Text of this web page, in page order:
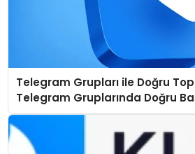
Telegram Grupları ile Doğru
Telegram Gruplarında Doğru